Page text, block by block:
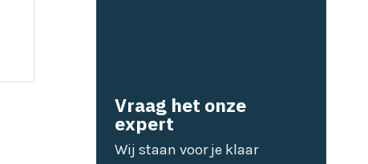
Vraag het onze
expert
Wij staan voor je klaar